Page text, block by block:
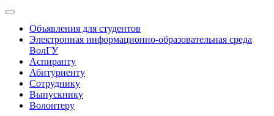
Объявления для студентов
Электронная информационно-образовательная среда
ВолГУ
Аспиранту
Абитуриенту
Сотруднику
Выпускнику
Волонтеру